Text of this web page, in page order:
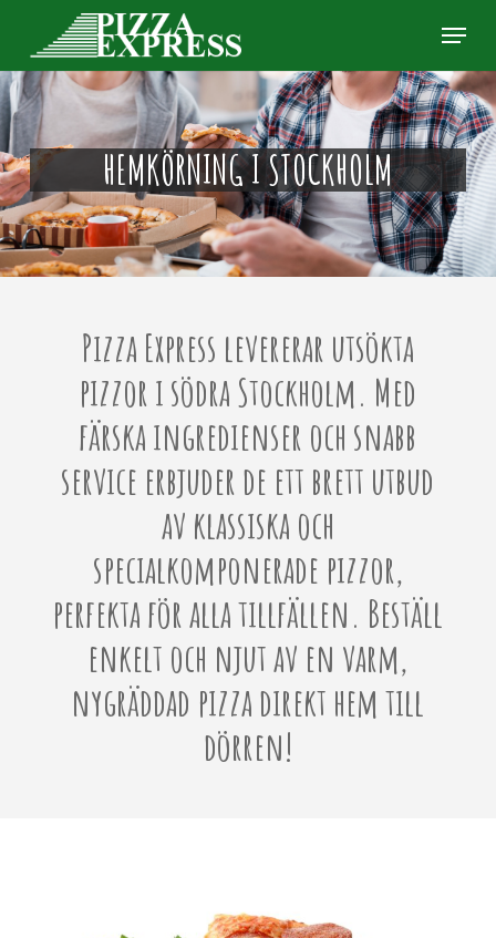
to
main
content
Menu
HEMKÖRNING I STOCKHOLM
Pizza Express levererar utsökta
pizzor i södra Stockholm. Med
färska ingredienser och snabb
service erbjuder de ett brett utbud
av klassiska och
specialkomponerade pizzor,
perfekta för alla tillfällen. Beställ
enkelt och njut av en varm,
nygräddad pizza direkt hem till
dörren!